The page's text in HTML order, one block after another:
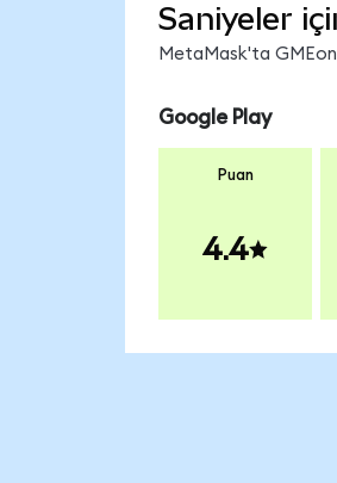
Saniyeler
MetaMask'ta GMEon
Google Play
Puan
4.4